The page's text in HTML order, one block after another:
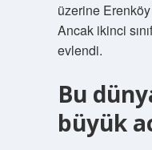
üzerine Erenköy
Ancak ikinci
evlendi.
Bu
büyük